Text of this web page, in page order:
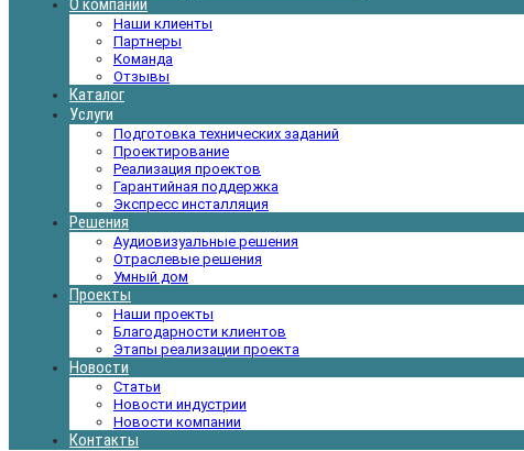
О компании
Наши клиенты
Партнеры
Команда
Отзывы
Каталог
Услуги
Подготовка технических заданий
Проектирование
Реализация проектов
Гарантийная поддержка
Экспресс инсталляция
Решения
Аудиовизуальные решения
Отраслевые решения
Умный дом
Проекты
Наши проекты
Благодарности клиентов
Этапы реализации проекта
Новости
Статьи
Новости индустрии
Новости компании
Контакты